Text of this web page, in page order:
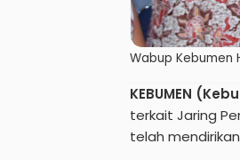
Wabup Kebumen
KEBUMEN
terkait Jaring
telah